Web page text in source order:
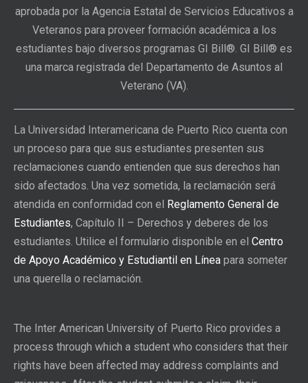
aprobada por la Agencia Estatal de Servicios Educativos a
Veteranos para proveer formación académica a los
estudiantes bajo diversos programas GI Bill®. GI Bill® es
una marca registrada del Departamento de Asuntos al
Veterano (VA).
La Universidad Interamericana de Puerto Rico cuenta con
un proceso para que sus estudiantes presenten sus
reclamaciones cuando entienden que sus derechos han
sido afectados. Una vez sometida, la reclamación será
atendida en conformidad con el Reglamento General de
Estudiantes, Capítulo II – Derechos y deberes de los
estudiantes. Utilice el formulario disponible en el Centro
de Apoyo Académico y Estudiantil en Línea para someter
una querella o reclamación.
The Inter American University of Puerto Rico provides a
process through which a student who considers that their
rights have been affected may address complaints and